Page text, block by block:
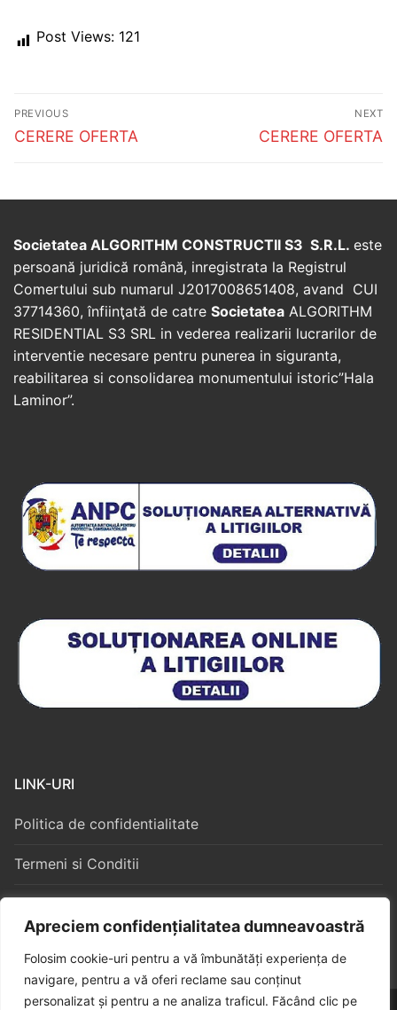
Apreciem confidențialitatea dumneavoastră
Folosim cookie-uri pentru a vă îmbunătăți experiența de
navigare, pentru a vă oferi reclame sau conținut
personalizat și pentru a ne analiza traficul. Făcând clic pe
Post Views: 121
Post
navigation
PREVIOUS
Previous
CERERE OFERTA
NEXT
Next
CERERE OFERTA
Societatea ALGORITHM CONSTRUCTII S3 S.R.L. este
persoană juridică română, inregistrata la Registrul
Comertului sub numarul J2017008651408, avand CUI
37714360, înfiinţată de catre Societatea ALGORITHM
RESIDENTIAL S3 SRL in vederea realizarii lucrarilor de
interventie necesare pentru punerea in siguranta,
reabilitarea si consolidarea monumentului istoric”Hala
Laminor”.
LINK-URI
Politica de confidentialitate
Termeni si Conditii